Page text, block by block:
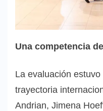
Una competencia
La evaluación
trayectoria
Andrian, Jimena